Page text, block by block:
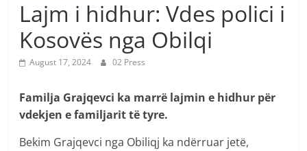
Lajm i hidhur: Vdes polici i
Kosovës nga Obilqi
August 17, 2024 02 Press
Familja Grajqevci ka marrë lajmin e hidhur për
vdekjen e familjarit të tyre.
Bekim Grajqevci nga Obiliqj ka ndërruar jetë,